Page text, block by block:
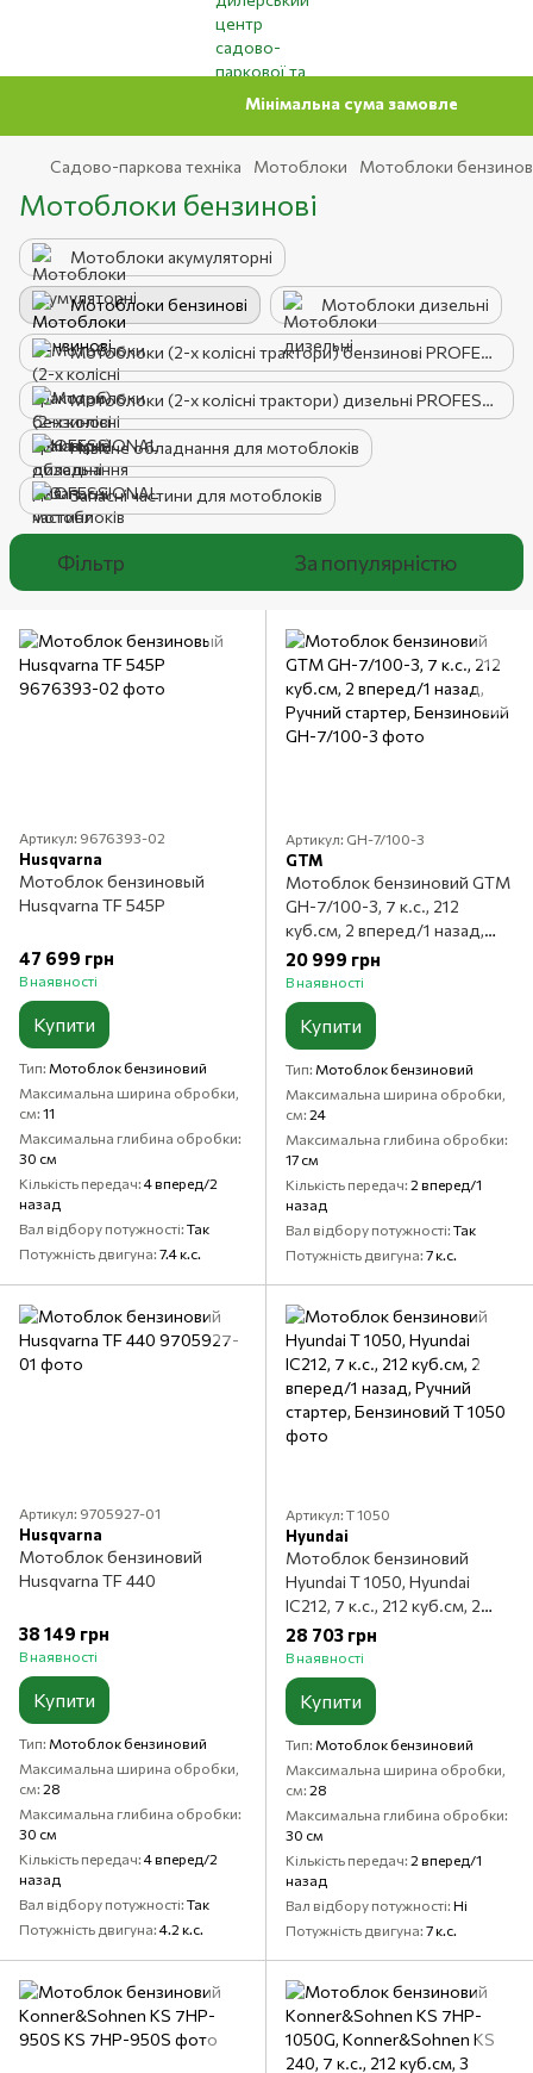
Мінімальна сума замовлення на сайті 500 грн
Садово-паркова техніка Мотоблоки Мотоблоки
Мотоблоки бензинові
Мотоблоки акумуляторні
Мотоблоки бензинові Мотоблоки дизельні
Мотоблоки (2-х колісні трактори) бензинові PROFESSIONAL
Мотоблоки (2-х колісні трактори) дизельні PROFESSIONAL
Навісне обладнання для мотоблоків
Запасні частини для мотоблоків
Фільтр За популярністю
Артикул: 9676393-02
Husqvarna
Мотоблок бензиновый
Husqvarna TF 545P
47 699 грн
В наявності
Купити
Тип Мотоблок бензиновий
Максимальна ширина обробки,
см 11
Максимальна глибина обробки
30 см
Кількість передач 4 вперед/2
назад
Вал відбору потужності Так
Потужність двигуна 7.4 к.с.
Артикул: GH-7/100-3
GTM
Мотоблок бензиновий GTM
GH-7/100-3, 7 к.с., 212
куб.см, 2 вперед/1 назад,
Ручний стартер, Бензиновий
20 999 грн
В наявності
Купити
Тип Мотоблок бензиновий
Максимальна ширина обробки,
см 24
Максимальна глибина обробки
17 см
Кількість передач 2 вперед/1
назад
Вал відбору потужності Так
Потужність двигуна 7 к.с.
Артикул: 9705927-01
Husqvarna
Мотоблок бензиновий
Husqvarna TF 440
38 149 грн
В наявності
Купити
Тип Мотоблок бензиновий
Максимальна ширина обробки,
см 28
Максимальна глибина обробки
30 см
Кількість передач 4 вперед/2
назад
Вал відбору потужності Так
Потужність двигуна 4.2 к.с.
Артикул: Т 1050
Hyundai
Мотоблок бензиновий
Hyundai T 1050, Hyundai
IC212, 7 к.с., 212 куб.см, 2
вперед/1 назад, Ручний
стартер, Бензиновий
28 703 грн
В наявності
Купити
Тип Мотоблок бензиновий
Максимальна ширина обробки,
см 28
Максимальна глибина обробки
30 см
Кількість передач 2 вперед/1
назад
Вал відбору потужності Ні
Потужність двигуна 7 к.с.